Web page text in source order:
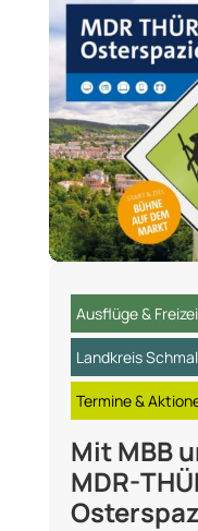
Ausflüge &
Landkreis
Termine &
Mit MBB
MDR-